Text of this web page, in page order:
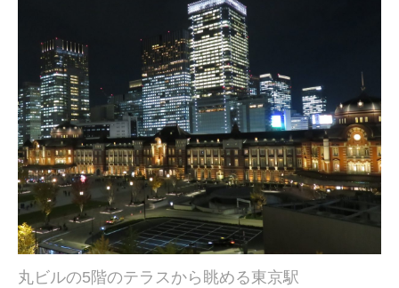
丸ビルの5階のテラスから眺める東京駅